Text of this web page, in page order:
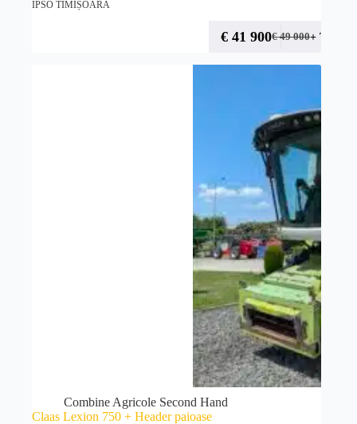
IPSO TIMIȘOARA
€49 000
€ 41 900 + TVA
Combine Agricole Second Hand
Claas Lexion 750 + Header paioase